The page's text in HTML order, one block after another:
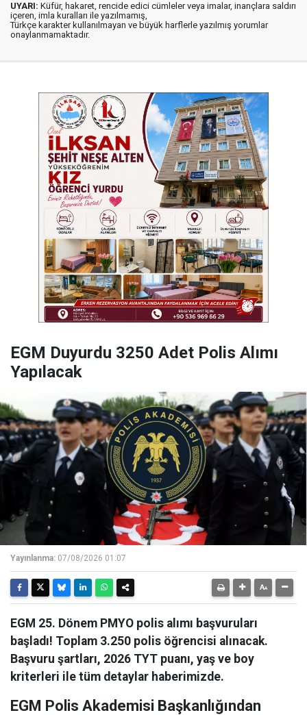
UYARI: Küfür, hakaret, rencide edici cümleler veya imalar, inançlara saldırı
içeren, imla kuralları ile yazılmamış,
Türkçe karakter kullanılmayan ve büyük harflerle yazılmış yorumlar
onaylanmamaktadır.
EGM Duyurdu 3250 Adet Polis Alımı
Yapılacak
Yayınlanma: 07/08/2026 01:07
EGM 25. Dönem PMYO polis alımı başvuruları
başladı! Toplam 3.250 polis öğrencisi alınacak.
Başvuru şartları, 2026 TYT puanı, yaş ve boy
kriterleri ile tüm detaylar haberimizde.
EGM Polis Akademisi Başkanlığından